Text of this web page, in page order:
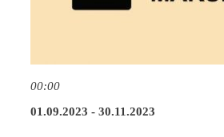
00:00
01.09.2023 - 30.11.2023